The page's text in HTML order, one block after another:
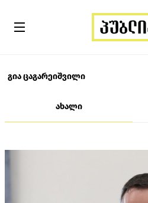
გია ცაგარეიშვილი
ახალი